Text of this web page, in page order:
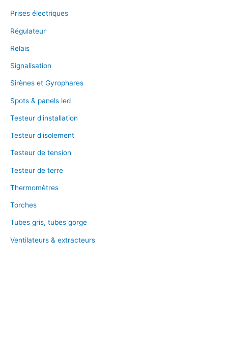
Prises électriques
Régulateur
Relais
Signalisation
Sirènes et Gyrophares
Spots & panels led
Testeur d'installation
Testeur d'isolement
Testeur de tension
Testeur de terre
Thermomètres
Torches
Tubes gris, tubes gorge
Ventilateurs & extracteurs